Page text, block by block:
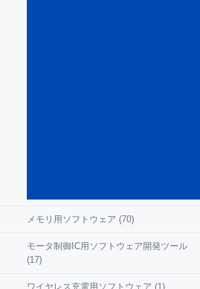
メモリ用ソフトウェア (70)
モータ制御IC用ソフトウェア開発ツール
(17)
ワイヤレス充電用ソフトウェア (1)